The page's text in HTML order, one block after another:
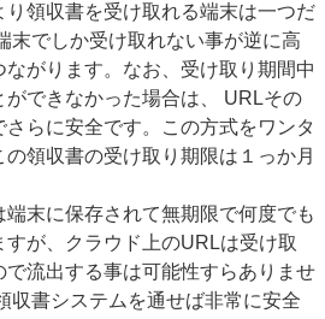
り領収書を受け取れる端末は一つだ
末でしか受け取れない事が逆に高
がります。なお、受け取り期間中
ができなかった場合は、 URLその
らに安全です。この方式をワンタ
領収書の受け取り期限は１っか月
末に保存されて無期限で何度でも
が、クラウド上のURLは受け取
で流出する事は可能性すらありませ
収書システムを通せば非常に安全